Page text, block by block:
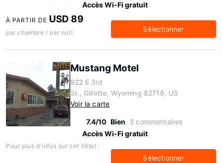
Accès Wi-Fi gratuit
À PARTIR DE USD 89
par chambre / par nuit Sélectionner
Mustang Motel
922 E 3rd
St., Gillette, Wyoming 82716, US
Voir la carte
7.4/10 Bien 3 commentaires
Accès Wi-Fi gratuit
Pour plus d'infos sur cet hôtel :
Sélectionner